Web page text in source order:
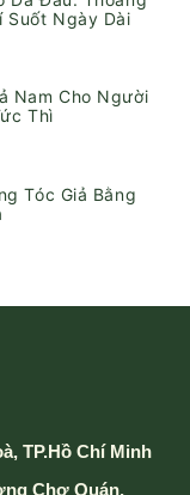
Suốt Ngày Dài
Nam Cho Người
Thì
Tóc Giả Bằng
TP.Hồ Chí Minh
Chợ Quán,